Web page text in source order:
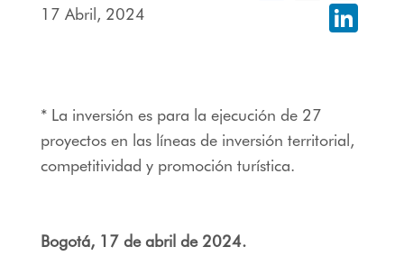
17 Abril, 2024
* La inversión es para la ejecución de 27
proyectos en las líneas de inversión territorial,
competitividad y promoción turística.
Bogotá, 17 de abril de 2024.